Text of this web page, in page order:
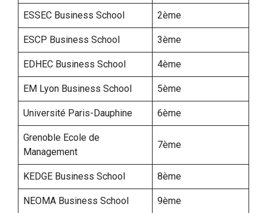
ESSEC Business School 2ème
ESCP Business School 3ème
EDHEC Business School 4ème
EM Lyon Business School 5ème
Université Paris-Dauphine 6ème
Grenoble Ecole de
Management
7ème
KEDGE Business School 8ème
NEOMA Business School 9ème